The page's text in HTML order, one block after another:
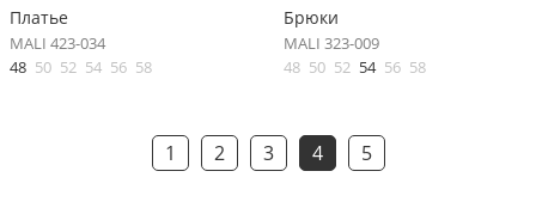
Платье
MALI 423-034
48 50 52 54 56 58
Брюки
MALI 323-009
48 50 52 54 56 58
1 2 3 4 5